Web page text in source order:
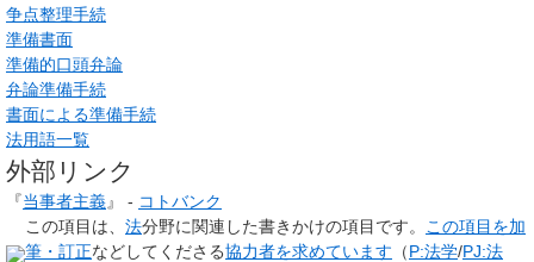
争点整理手続
準備書面
準備的口頭弁論
弁論準備手続
書面による準備手続
法用語一覧
外部リンク
『当事者主義』 - コトバンク
この項目は、 法分野に関連した書きかけの項目 です。
この項目を加
筆・訂正などしてくださる協力者を求めています （P:法学/PJ:法